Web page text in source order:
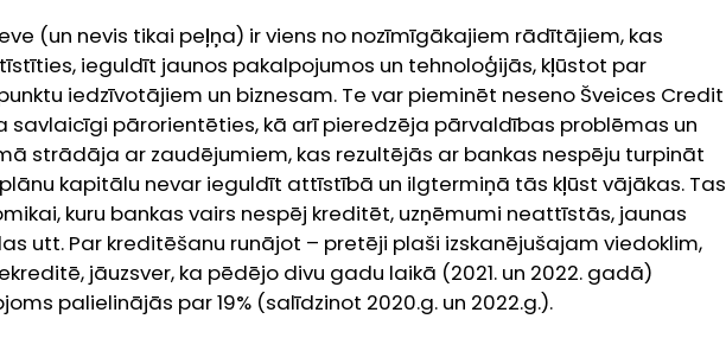
(un nevis tikai peļņa) ir viens no nozīmīgākajiem rādītājiem, kas
ieguldīt jaunos pakalpojumos un tehnoloģijās, kļūstot par
iedzīvotājiem un biznesam. Te var pieminēt neseno Šveices Credit
savlaicīgi pārorientēties, kā arī pieredzēja pārvaldības problēmas un
strādāja ar zaudējumiem, kas rezultējās ar bankas nespēju turpināt
kapitālu nevar ieguldīt attīstībā un ilgtermiņā tās kļūst vājākas. Tas
kuru bankas vairs nespēj kreditēt, uzņēmumi neattīstās, jaunas
utt. Par kreditēšanu runājot – pretēji plaši izskanējušajam viedoklim,
jāuzsver, ka pēdējo divu gadu laikā (2021. un 2022. gadā)
palielinājās par 19% (salīdzinot 2020.g. un 2022.g.).